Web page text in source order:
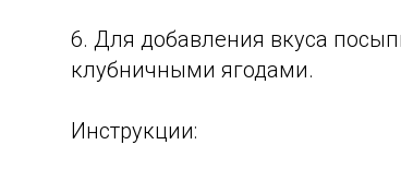
6. Для добавления вкуса
клубничными ягодами.
Инструкции: